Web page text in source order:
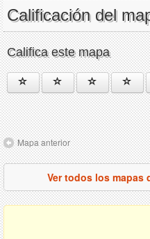
Calificación del
Califica este mapa
Mapa anterior
Ver todos los mapas